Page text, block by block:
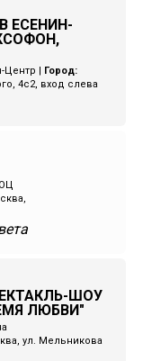
ЕСЕНИН-
Центр | Город:
4с2, вход слева
ШОУ
ЛЮБВИ"
ул. Мельникова